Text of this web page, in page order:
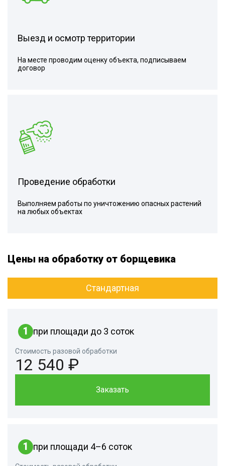
Выезд и осмотр территории
На месте проводим оценку объекта, подписываем
договор
Проведение обработки
Выполняем работы по уничтожению опасных растений
на любых объектах
Цены на обработку от борщевика
Стандартная
1 при площади до 3 соток
Стоимость разовой обработки
12 540 ₽
Заказать
1 при площади 4–6 соток